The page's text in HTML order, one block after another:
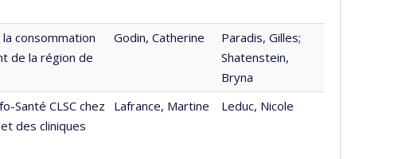
consommation
de la région de
Godin, Catherine
Paradis, Gilles;
Shatenstein,
Bryna
Santé CLSC chez
des cliniques
Lafrance, Martine Leduc, Nicole